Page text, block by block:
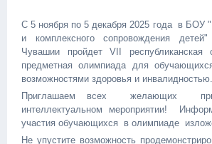
С 5 ноября по 5 декабря 2025 года в БОУ "
и комплексного сопровождения
Чувашии пройдет VII республиканская
предметная олимпиада для
возможностями здоровья и инвалидностью.
Приглашаем всех желающих
интеллектуальном мероприятии!
участия обучающихся в олимпиаде
Не упустите возможность